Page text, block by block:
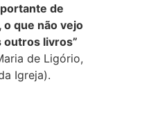
de
que não vejo
livros”
de Ligório,
Igreja).